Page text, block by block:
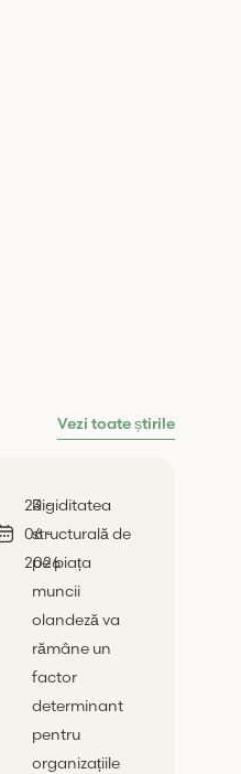
Vezi toate știrile
23 -
06 -
2026
Rigiditatea
structurală de
pe piața
muncii
olandeză va
rămâne un
factor
determinant
pentru
organizațiile